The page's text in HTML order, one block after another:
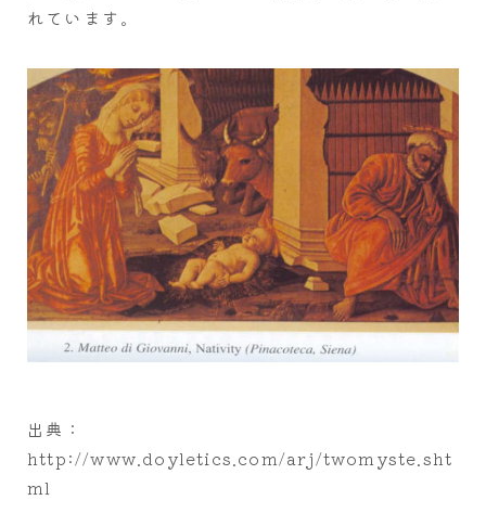
れています。
出典：
http://www.doyletics.com/arj/twomyste.sht
ml